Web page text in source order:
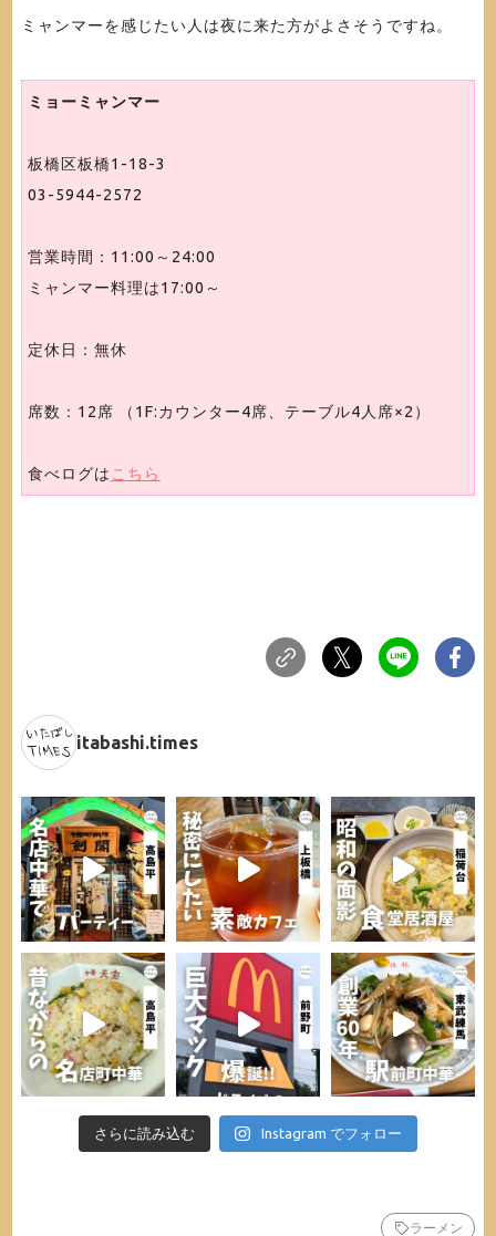
ミャンマーを感じたい人は夜に来た方がよさそうですね。
ミョーミャンマー
板橋区板橋1-18-3
03-5944-2572
営業時間：11:00～24:00
ミャンマー料理は17:00～
定休日：無休
席数：12席 （1F:カウンター4席、テーブル4人席×2）
食べログは こちら
itabashi.times
さらに読み込む Instagram でフォロー
ラーメン